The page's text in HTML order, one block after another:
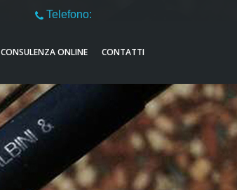
Telefono:
CONSULENZA ONLINE CONTATTI